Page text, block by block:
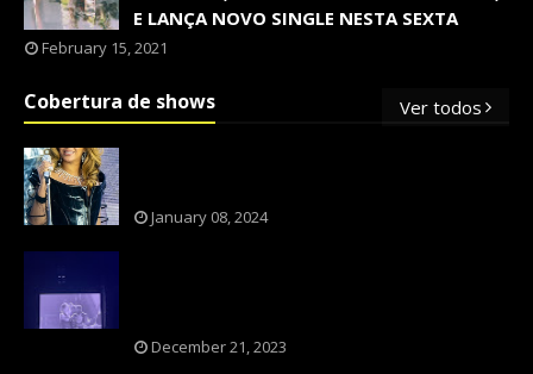
E LANÇA NOVO SINGLE NESTA SEXTA
February 15, 2021
Cobertura de shows Ver todos
January 08, 2024
December 21, 2023